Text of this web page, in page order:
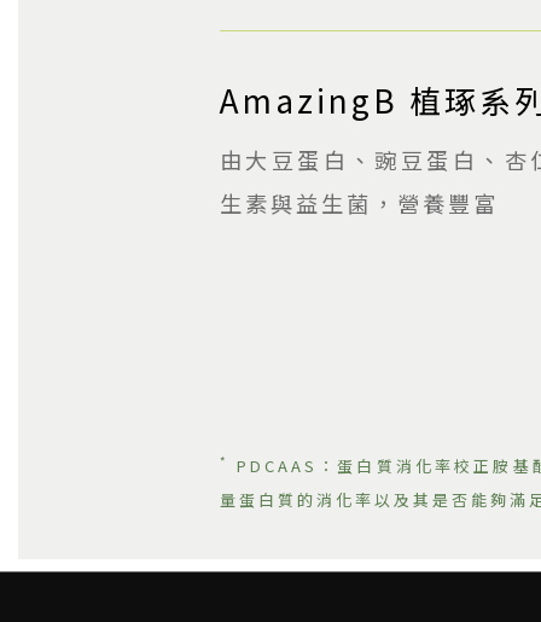
AmazingB 植琢系
由大豆蛋白、豌豆蛋白、
生素與益生菌，營養豐富
*
PDCAAS：蛋白質消化率校正
量蛋白質的消化率以及其是否能夠滿